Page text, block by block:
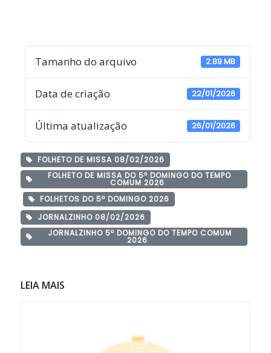
Tamanho do arquivo 2.89 MB
Data de criação 22/01/2026
Última atualização 26/01/2026
FOLHETO DE MISSA 08/02/2026
FOLHETO DE MISSA DO 5º DOMINGO DO TEMPO
COMUM 2026
FOLHETOS DO 5º DOMINGO 2026
JORNALZINHO 08/02/2026
JORNALZINHO 5º DOMINGO DO TEMPO COMUM
2026
LEIA MAIS